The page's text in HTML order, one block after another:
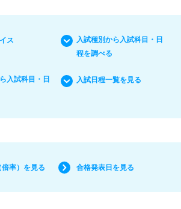
ス
入試種別から入試科目・日
程を調べる
入試科目・日
入試日程一覧を見る
率）を見る 合格発表日を見る